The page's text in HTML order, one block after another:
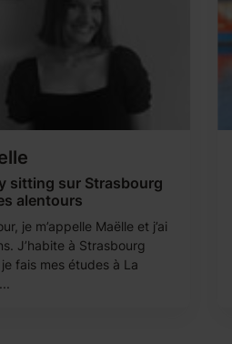
sitting sur Strasbourg
alentours
je m’appelle Maëlle et j’ai
J’habite à Strasbourg
je fais mes études à La